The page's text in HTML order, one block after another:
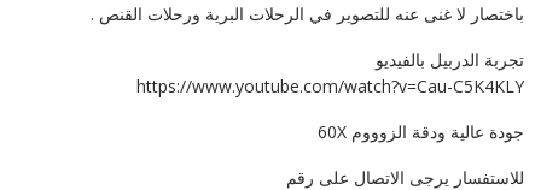
باختصار لا غنى عنه للتصوير في الرحلات البرية ورحلات القنص .
تجربة الدربيل بالفيديو
https://www.youtube.com/watch?v=Cau-C5K4KLY
جودة عالية ودقة الزوووم 60X
للاستفسار يرجى الاتصال على رقم